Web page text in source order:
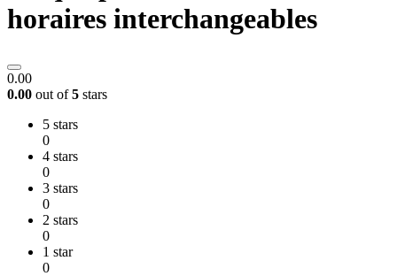
horaires interchangeables
0.00
0.00 out of5 stars
5 stars
0
4 stars
0
3 stars
0
2 stars
0
1 star
0